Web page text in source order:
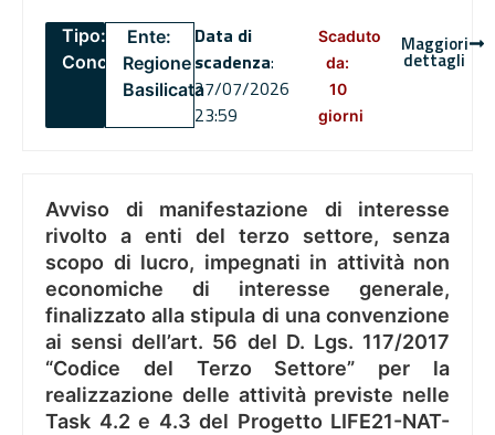
Tipo:
Concorsi
Ente:
Regione
Basilicata
Data di
scadenza:
27/07/2026
23:59
Scaduto
da:
10
giorni
Maggiori
dettagli
Avviso di manifestazione di interesse
rivolto a enti del terzo settore, senza
scopo di lucro, impegnati in attività non
economiche di interesse generale,
finalizzato alla stipula di una convenzione
ai sensi dell’art. 56 del D. Lgs. 117/2017
“Codice del Terzo Settore” per la
realizzazione delle attività previste nelle
Task 4.2 e 4.3 del Progetto LIFE21-NAT-